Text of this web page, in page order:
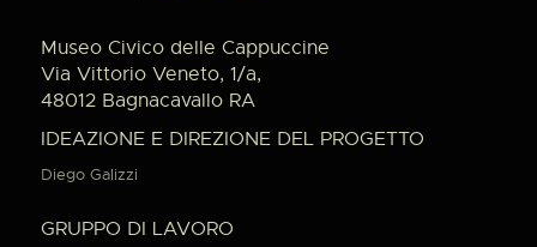
Museo Civico delle Cappuccine
Via Vittorio Veneto, 1/a,
48012 Bagnacavallo RA
IDEAZIONE E DIREZIONE DEL PROGETTO
Diego Galizzi
GRUPPO DI LAVORO